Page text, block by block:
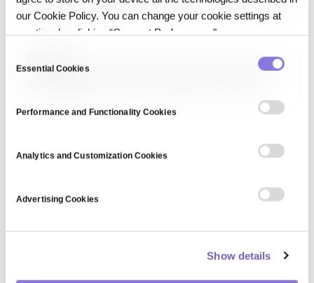
our Cookie Policy. You can change your cookie settings at
any time by clicking “Consent Preferences."
Essential Cookies
Performance and Functionality Cookies
Analytics and Customization Cookies
Advertising Cookies
Show details
다른 작업에 재사용하는 머신러닝 기법입니다. 대규모 데이터로 사전 학습된
모델을 특정 도메인·작업에 맞게 미세조정(fine-tuning)하는 방식이
대표적이며, 데이터·계산 자원을 크게 절약합니다. 딥러닝 시대의 표준
가짜 데이터(Fake Data)는 실제가 아닌 인공적으로 생성된 데이터를
데이터, 딥페이크, 조작된 허위 정보까지 포함됩니다. 맥락에 따라 의도가
다르며, 테스트 데이터는 합법적·유용한 반면 허위 정보·딥페이크는 사회적